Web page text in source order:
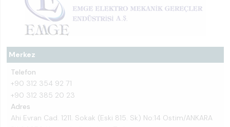
Merkez
Telefon
+90 312 354 92 71
+90 312 385 20 23
Adres
Ahi Evran Cad. 1211. Sokak (Eski 815. Sk) No:14 Ostim/ANKARA